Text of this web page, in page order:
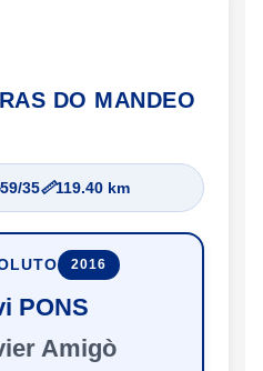
DO MANDEO
59/35📏119.40 km
2016
PONS
Amigò